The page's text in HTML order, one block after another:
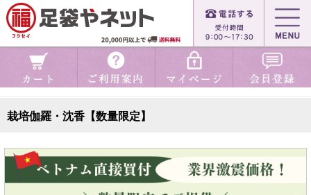
栽培伽羅・沈香【数量限定】